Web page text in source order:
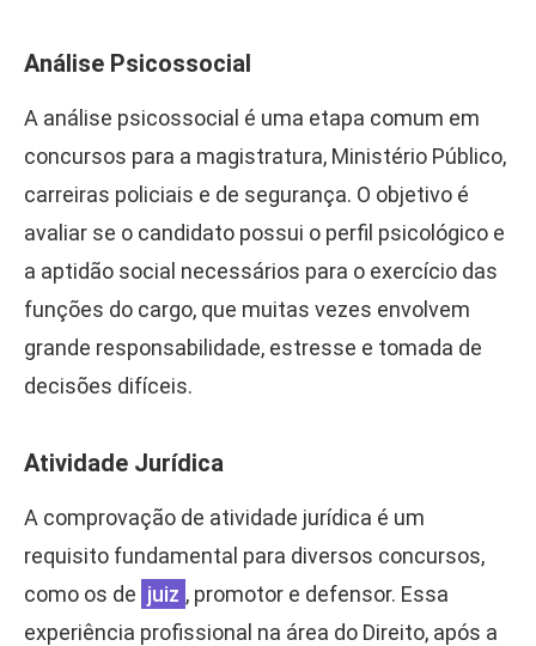
Análise Psicossocial
A análise psicossocial é uma etapa comum em
concursos para a magistratura, Ministério Público,
carreiras policiais e de segurança. O objetivo é
avaliar se o candidato possui o perfil psicológico e
a aptidão social necessários para o exercício das
funções do cargo, que muitas vezes envolvem
grande responsabilidade, estresse e tomada de
decisões difíceis.
Atividade Jurídica
A comprovação de atividade jurídica é um
requisito fundamental para diversos concursos,
como os de juiz , promotor e defensor. Essa
experiência profissional na área do Direito, após a